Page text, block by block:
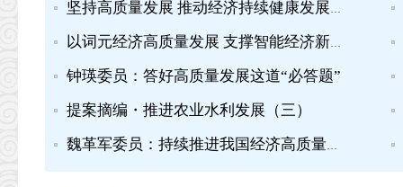
坚持高质量发展 推动经济持续健康发展和社会全面进步——全国政协十四届常委会第十七次会议发言摘登（一）
以词元经济高质量发展 支撑智能经济新形态
钟瑛委员：答好高质量发展这道“必答题”
提案摘编・推进农业水利发展（三）
魏革军委员：持续推进我国经济高质量发展